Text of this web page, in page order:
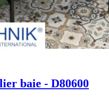
baie - D80600